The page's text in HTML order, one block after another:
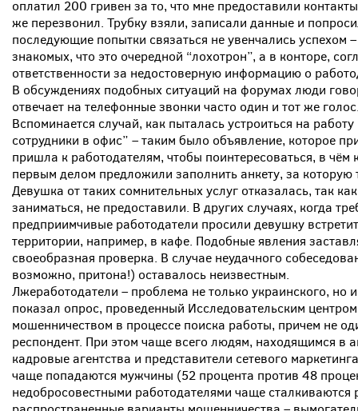
оплатил 200 гривен за то, что мне предоставили
же перезвонил. Трубку взяли, записали данные и
последующие попытки связаться не увенчались успехом
знакомых, что это очередной “лохотрон”, а в конторе,
ответственности за недостоверную информацию о
В обсуждениях подобных ситуаций на форумах люди
отвечает на телефонные звонки часто один и тот же
Вспоминается случай, как пыталась устроиться на
сотрудники в офис” – таким было объявление, которое
пришла к работодателям, чтобы поинтересоваться, в чём
первым делом предложили заполнить анкету, за которую
Девушка от таких сомнительных услуг отказалась, так
заниматься, не предоставили. В других случаях, когда
предприимчивые работодатели просили девушку
территории, например, в кафе. Подобные явления
своеобразная проверка. В случае неудачного
возможно, притона!) оставалось неизвестным.
Лжеработодатели – проблема не только украинского, но
показал опрос, проведенный Исследовательским
мошенничеством в процессе поиска работы, причем не
респондент. При этом чаще всего людям, находящимся в
кадровые агентства и представители сетевого
чаще попадаются мужчины (52 процента против 48
недобросовестными работодателями чаще